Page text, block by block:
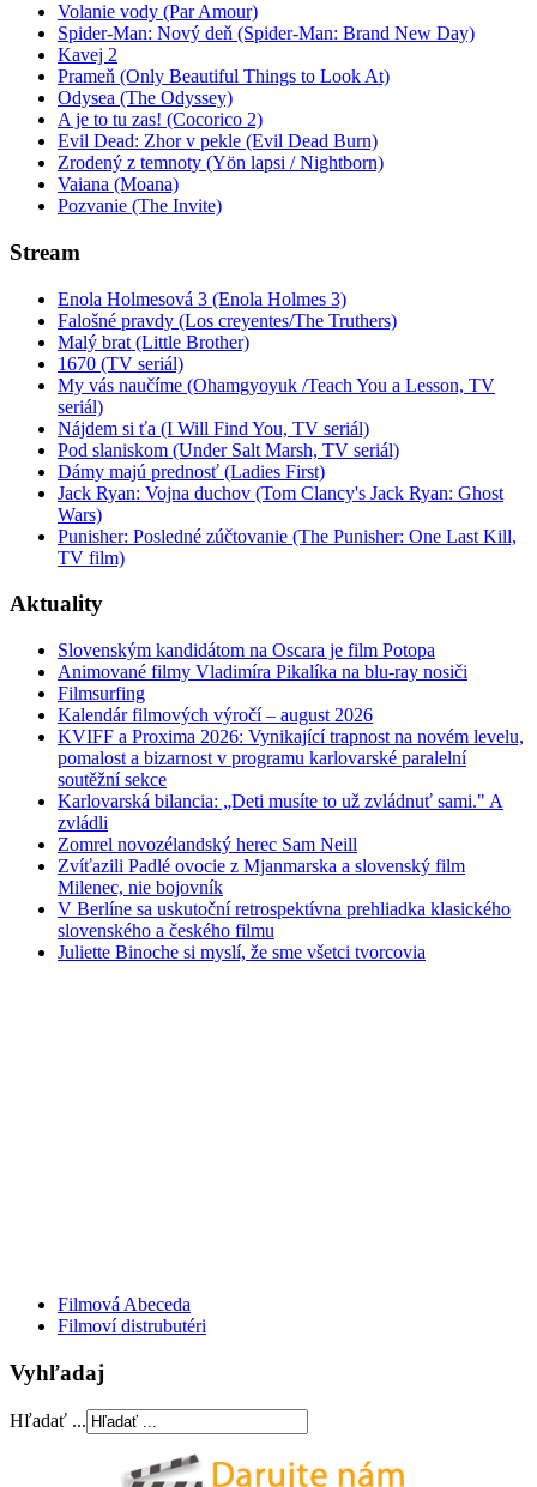
Volanie vody (Par Amour)
Spider-Man: Nový deň (Spider-Man: Brand New Day)
Kavej 2
Prameň (Only Beautiful Things to Look At)
Odysea (The Odyssey)
A je to tu zas! (Cocorico 2)
Evil Dead: Zhor v pekle (Evil Dead Burn)
Zrodený z temnoty (Yön lapsi / Nightborn)
Vaiana (Moana)
Pozvanie (The Invite)
Stream
Enola Holmesová 3 (Enola Holmes 3)
Falošné pravdy (Los creyentes/The Truthers)
Malý brat (Little Brother)
1670 (TV seriál)
My vás naučíme (Ohamgyoyuk /Teach You a Lesson, TV
seriál)
Nájdem si ťa (I Will Find You, TV seriál)
Pod slaniskom (Under Salt Marsh, TV seriál)
Dámy majú prednosť (Ladies First)
Jack Ryan: Vojna duchov (Tom Clancy's Jack Ryan: Ghost
Wars)
Punisher: Posledné zúčtovanie (The Punisher: One Last Kill,
TV film)
Aktuality
Slovenským kandidátom na Oscara je film Potopa
Animované filmy Vladimíra Pikalíka na blu-ray nosiči
Filmsurfing
Kalendár filmových výročí – august 2026
KVIFF a Proxima 2026: Vynikající trapnost na novém levelu,
pomalost a bizarnost v programu karlovarské paralelní
soutěžní sekce
Karlovarská bilancia: „Deti musíte to už zvládnuť sami." A
zvládli
Zomrel novozélandský herec Sam Neill
Zvíťazili Padlé ovocie z Mjanmarska a slovenský film
Milenec, nie bojovník
V Berlíne sa uskutoční retrospektívna prehliadka klasického
slovenského a českého filmu
Juliette Binoche si myslí, že sme všetci tvorcovia
Filmová Abeceda
Filmoví distrubutéri
Vyhľadaj
Hľadať ...